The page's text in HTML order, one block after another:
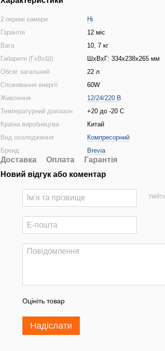
2 окремі камери
Ні
Гарантія
12 міс
Вага
10, 7 кг
Габарити (ГхВхШ)
ШхВхГ: 334x238x265 мм
Обсяг загальний
22 л
Споживання енергії
60W
Живлення
12/24/220 В
Температурний діапазон
+20 до -20 С
Країна виробництва
Китай
Вид охолодження
Компресорний
Бренд
Brevia
Доставка Оплата
Гарантія
Новий відгук або коментар
Оцініть товар
Надіслати